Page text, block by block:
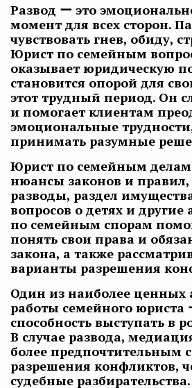
Развод ー это
момент для всех сторон.
чувствовать гнев, обиду,
Юрист по семейным
оказывает юридическую
становится опорой для
этот трудный период. Он
и помогает клиентам
эмоциональные
принимать разумные
Юрист по семейным делам
нюансы законов и
разводы, раздел
вопросов о детях и
по семейным спорам
понять свои права и
закона, а также
варианты разрешения
Один из наиболее ценных
работы семейного юриста
способность выступать в
В случае развода,
более предпочтительным
разрешения конфликтов,
судебные